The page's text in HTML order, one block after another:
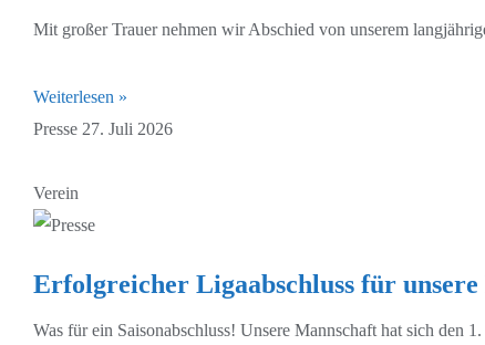
Mit großer Trauer nehmen wir Abschied von unserem
Weiterlesen »
Presse 27. Juli 2026
Verein
Erfolgreicher Ligaabschluss für
Was für ein Saisonabschluss! Unsere Mannschaft hat sich den